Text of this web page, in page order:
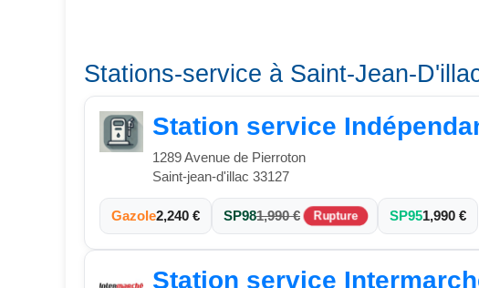
Stations-service à Saint-Jean-
Station service
1289 Avenue de Pierroton
Saint-jean-d'illac 33127
Gazole2,240 € SP981,990 € Rupture SP951,990 €
Station service